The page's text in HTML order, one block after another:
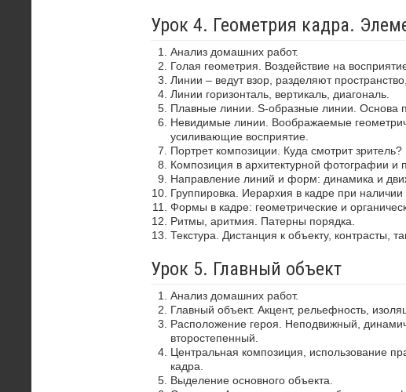
Урок 4. Геометрия кадра.
Анализ домашних работ.
Голая геометрия. Воздействие на
Линии – ведут взор, разделяют
Линии горизонталь, вертикаль, диагональ.
Плавные линии. S-образные линии. Основа
Невидимые линии. Воображаемые
усиливающие восприятие.
Портрет композиции. Куда смотрит зритель?
Композиция в архитектурной фотографии и
Направление линий и форм: динамика и
Группировка. Иерархия в кадре при наличии
Формы в кадре: геометрические и
Ритмы, аритмия. Патерны порядка.
Текстура. Дистанция к объекту, контрасты,
Урок 5. Главный объект
Анализ домашних работ.
Главный объект. Акцент, рельефность,
Расположение героя. Неподвижный,
второстепенный.
Центральная композиция, использование
кадра.
Выделение основного объекта.